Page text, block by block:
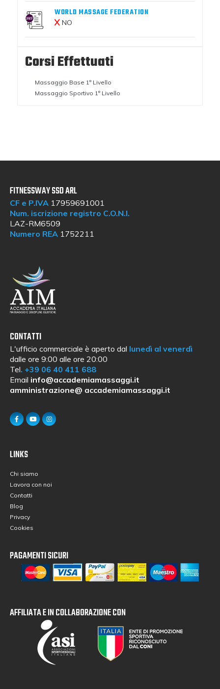
WORLD MASSAGE FEDERATION
NO
Corsi Effettuati
Massaggio Base 1° Livello
Massaggio Sportivo 1° Livello
FITNESSWAY SSD ARL
CF e P.IVA 17959691001
Num. iscrizione registro C.O.N.I.
LAZ-RM6509
Numero REA 1752211
CONTATTI
L'ufficio commerciale è aperto dal lunedì al venerdì
dalle ore 9:00 alle ore 20:00
Tel. +39 06 40 411 688
Email info@accademiamassaggi.it
amministrazione@ accademiamassaggi.it
LINKS
Chi siamo
Lavora con noi
Contatti
Blog
Privacy
Cookies
PAGAMENTI SICURI
AFFILIATA E IN COLLABORAZIONE CON